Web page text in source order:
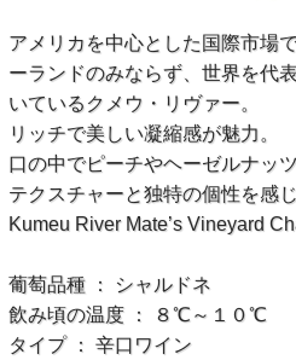
アメリカを中心とした国際市場
ーランドのみならず、世界を代
いているクメウ・リヴァー。
リッチで美しい凝縮感が魅力。
口の中でピーチやヘーゼルナッ
テクスチャーと独特の個性を感じ
Kumeu River Mate’s Vineyard
葡萄品種 ： シャルドネ
飲み頃の温度 ： ８℃～１０℃
タイプ ： 辛口ワイン